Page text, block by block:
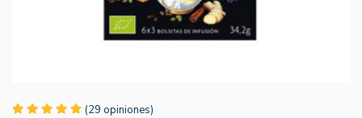
(29 opiniones)